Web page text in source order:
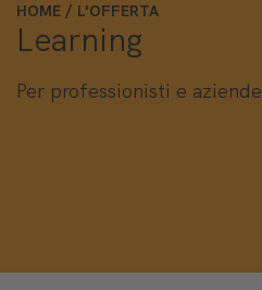
HOME L'OFFERTA
Learning
Per professionisti e aziende